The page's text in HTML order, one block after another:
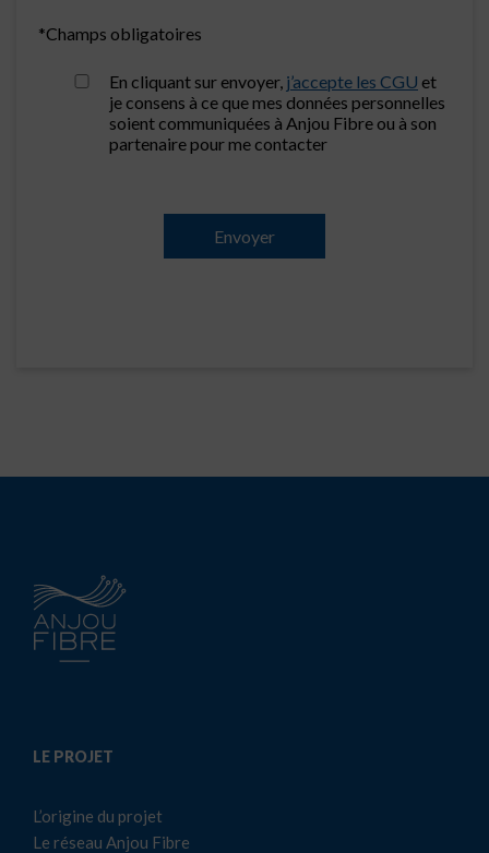
*Champs obligatoires
En cliquant sur envoyer, j’accepte les CGU et
je consens à ce que mes données personnelles
soient communiquées à Anjou Fibre ou à son
partenaire pour me contacter
LE PROJET
L’origine du projet
Le réseau Anjou Fibre